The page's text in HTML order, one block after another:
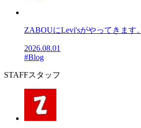
ZABOUにLevi'sがやってきます。
2026.08.01
#Blog
STAFFスタッフ